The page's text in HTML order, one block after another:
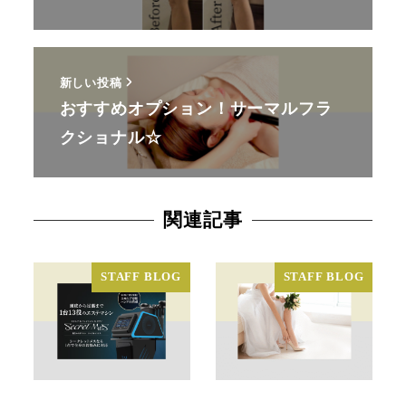
新しい投稿
おすすめオプション！サーマルフラ
クショナル☆
関連記事
STAFF BLOG STAFF BLOG